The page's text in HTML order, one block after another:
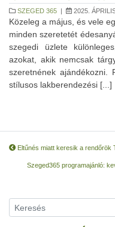
SZEGED 365 | 2025.
Közeleg a május, és vele
minden szeretetét
szegedi üzlete
azokat, akik nemcsak
szeretnének ajándékozni.
stílusos lakberendezési [...]
Eltűnés miatt keresik a rendőrök
Szeged365 programajánló: